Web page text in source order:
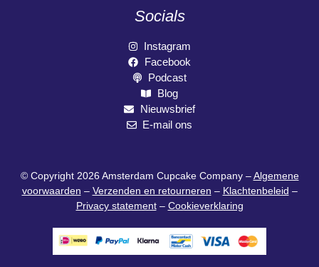
Socials
Instagram
Facebook
Podcast
Blog
Nieuwsbrief
E-mail ons
© Copyright 2026 Amsterdam Cupcake Company –Algemene
voorwaarden – Verzenden en retourneren – Klachtenbeleid –
Privacy statement– Cookieverklaring